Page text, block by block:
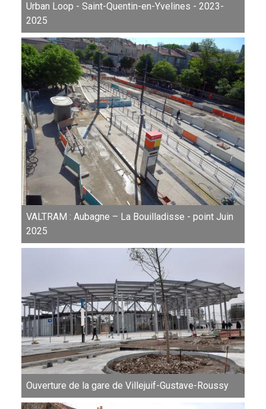
Urban Loop - Saint-Quentin-en-Yvelines - 2023-
2025
VALTRAM : Aubagne – La Bouilladisse - point Juin
2025
Ouverture de la gare de Villejuif-Gustave-Roussy